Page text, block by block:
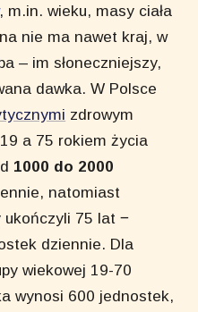
, m.in. wieku, masy ciała
nie ma nawet kraj, w
– im słoneczniejszy,
dawka. W Polsce
zdrowym
a 75 rokiem życia
1000 do 2000
natomiast
75 lat ‒
dziennie. Dla
wiekowej 19-70
wynosi 600 jednostek,